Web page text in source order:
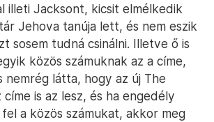
illeti Jacksont, kicsit elmélkedik
Jehova tanúja lett, és nem eszik
sosem tudná csinálni. Illetve ő is
közös számuknak az a címe,
nemrég látta, hogy az új The
is az lesz, és ha engedély
fel a közös számukat, akkor meg